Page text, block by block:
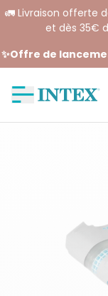
🚛 Livraison offerte
et dès 35€
✨Offre de